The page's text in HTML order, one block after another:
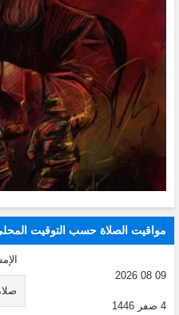
مواقيت الصلاة حسب التوقيت
09 08 2026
4 صفر 1446